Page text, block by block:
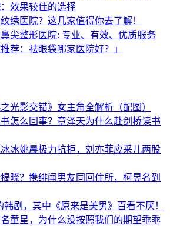
效果较佳的选择
绣医院？这几家值得你去了解！
尖整形医院: 专业、有效、优质服务
荐：祛眼袋哪家医院好？」
光影交错》女主角全解析（配图）
怎么回事？章泽天为什么赴剑桥读书
冰姚晨极力抗拒，刘亦菲应采儿两股
晓？携绯闻男友同回住所，柯昱名到
韩剧，其中《原来是美男》百看不厌！
童星，为什么没按照我们的期望乖乖